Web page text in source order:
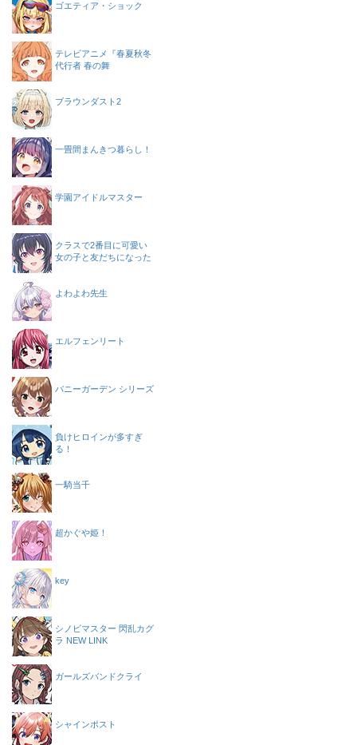
ゴエティア・ショック
テレビアニメ『春夏秋冬
代行者 春の舞
ブラウンダスト2
一畳間まんきつ暮らし！
学園アイドルマスター
クラスで2番目に可愛い
女の子と友だちになった
よわよわ先生
エルフェンリート
バニーガーデン シリーズ
負けヒロインが多すぎ
る！
一騎当千
超かぐや姫！
key
シノビマスター 閃乱カグ
ラ NEW LINK
ガールズバンドクライ
シャインポスト